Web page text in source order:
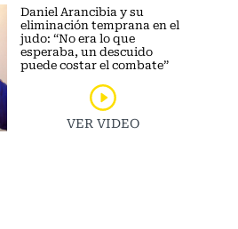
Daniel Arancibia y su
eliminación temprana en el
judo: “No era lo que
esperaba, un descuido
puede costar el combate”
VER VIDEO